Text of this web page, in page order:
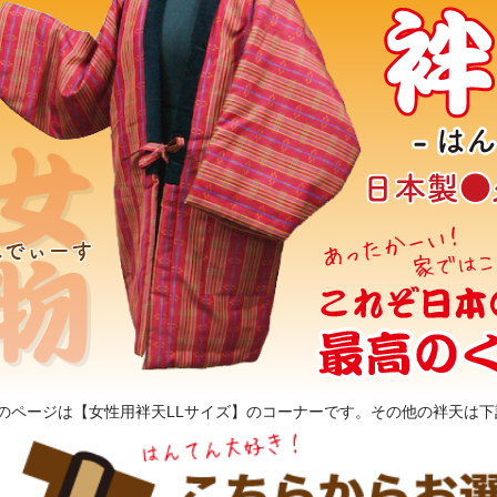
ページは【女性用袢天LLサイズ】のコーナーです。その他の袢天は